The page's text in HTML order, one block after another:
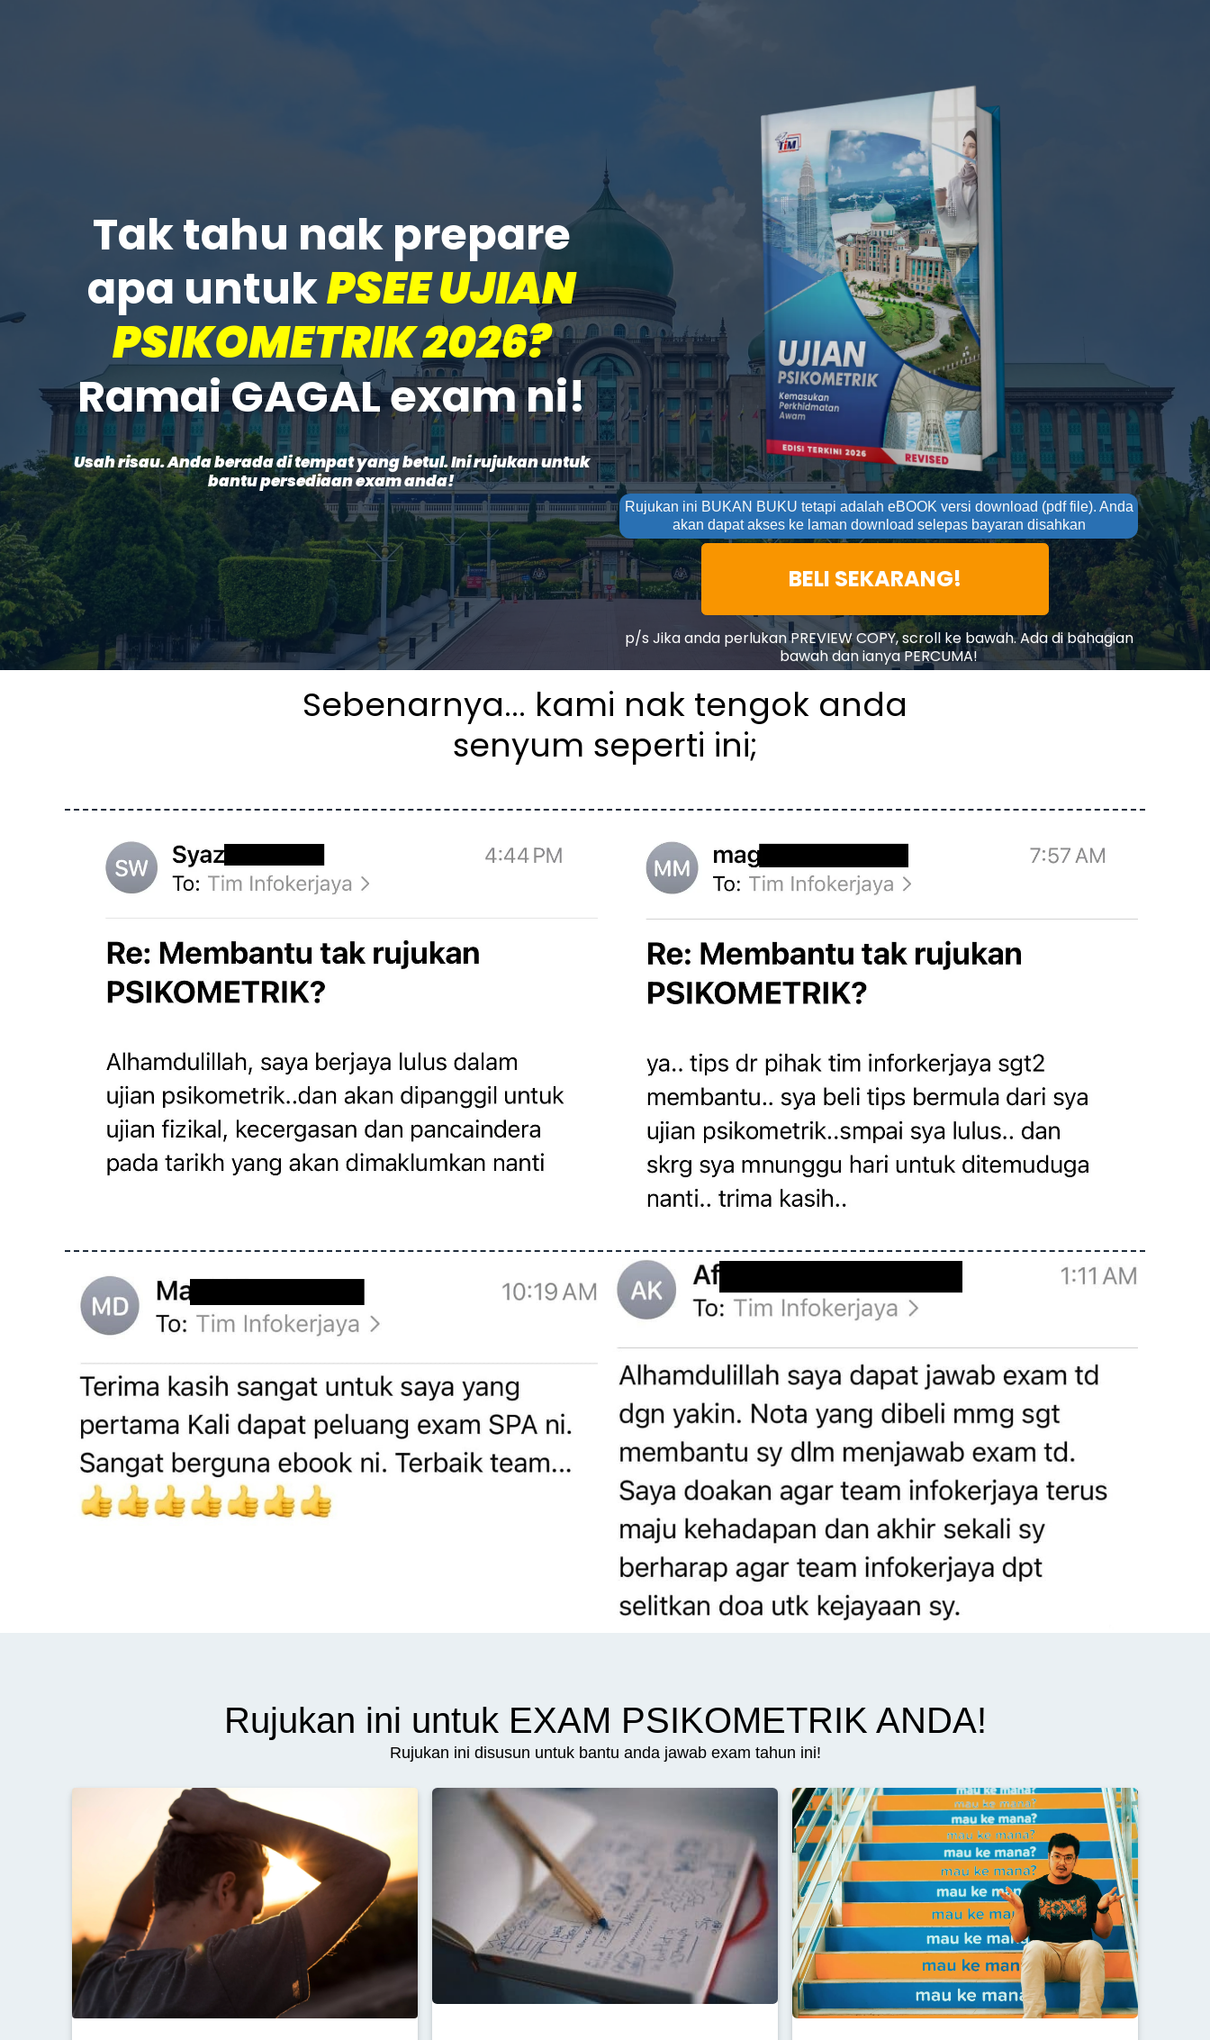
Tak tahu nak prepare
apa untukPSEE UJIAN
PSIKOMETRIK 2026?
Ramai GAGAL exam ni!
Usah risau. Anda berada di tempat yang betul. Ini rujukan untuk
bantu persediaan exam anda!
Rujukan ini BUKAN BUKU tetapi adalah eBOOK versi download (pdf file). Anda
akan dapat akses ke laman download selepas bayaran disahkan
BELI SEKARANG!
p/s Jika anda perlukan PREVIEW COPY, scroll ke bawah. Ada di bahagian
bawah dan ianya PERCUMA!
Sebenarnya... kami nak tengok anda
senyum seperti ini;
Rujukan ini untuk EXAM PSIKOMETRIK ANDA!
Rujukan ini disusun untuk bantu anda jawab exam tahun ini!